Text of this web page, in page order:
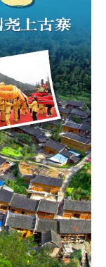
江西
湖南
重庆
西藏
宁夏